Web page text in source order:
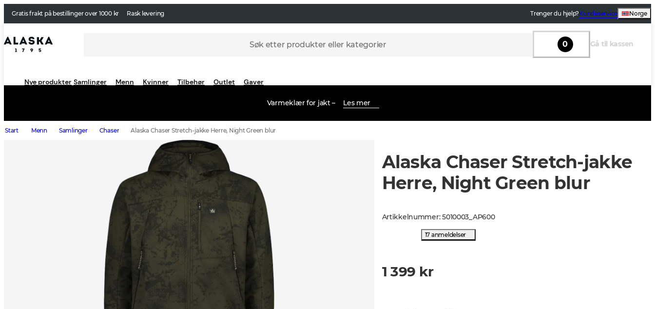
Gratis frakt på bestillinger over 1000 kr Rask levering Trenger du hjelp?Kundeservice Norge
Søk etter produkter eller kategorier 0 Gå til kassen
Nye produkter Samlinger Menn Kvinner Tilbehør Outlet Gaver
Varmeklær for jakt – Les mer
Start Menn Samlinger Chaser Alaska Chaser Stretch-jakke Herre, Night Green blur
Alaska Chaser Stretch-jakke
Herre, Night Green blur
Artikkelnummer:5010003 AP600
17 anmeldelser
1 399 kr